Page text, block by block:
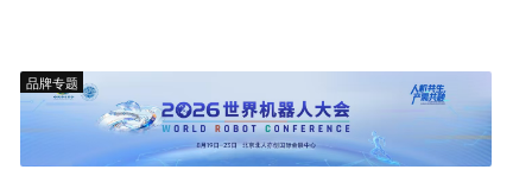
品牌专题